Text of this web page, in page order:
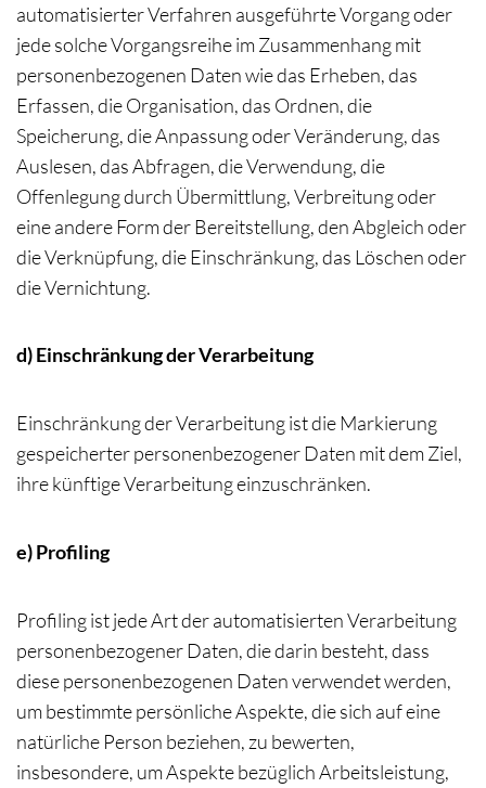
automatisierter Verfahren ausgeführte Vorgang oder
jede solche Vorgangsreihe im Zusammenhang mit
personenbezogenen Daten wie das Erheben, das
Erfassen, die Organisation, das Ordnen, die
Speicherung, die Anpassung oder Veränderung, das
Auslesen, das Abfragen, die Verwendung, die
Offenlegung durch Übermittlung, Verbreitung oder
eine andere Form der Bereitstellung, den Abgleich oder
die Verknüpfung, die Einschränkung, das Löschen oder
die Vernichtung.
d) Einschränkung der Verarbeitung
Einschränkung der Verarbeitung ist die Markierung
gespeicherter personenbezogener Daten mit dem Ziel,
ihre künftige Verarbeitung einzuschränken.
e) Profiling
Profiling ist jede Art der automatisierten Verarbeitung
personenbezogener Daten, die darin besteht, dass
diese personenbezogenen Daten verwendet werden,
um bestimmte persönliche Aspekte, die sich auf eine
natürliche Person beziehen, zu bewerten,
insbesondere, um Aspekte bezüglich Arbeitsleistung,